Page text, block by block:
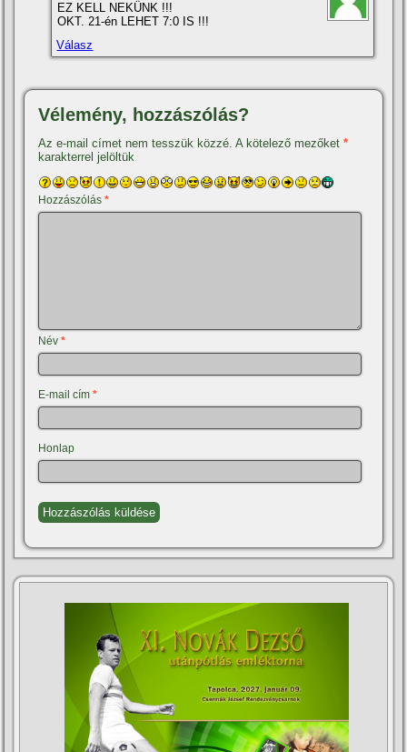
EZ KELL NEKÜNK !!!
OKT. 21-én LEHET 7:0 IS !!!
Válasz
Vélemény, hozzászólás?
Az e-mail címet nem tesszük közzé. A kötelező mezőket*
karakterrel jelöltük
Hozzászólás*
Név*
E-mail cím*
Honlap